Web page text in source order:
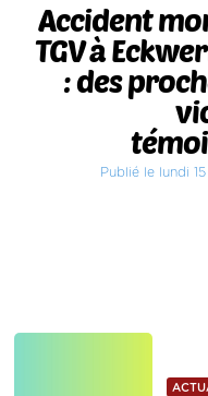
Accident
TGV à
: des
Publié le lundi